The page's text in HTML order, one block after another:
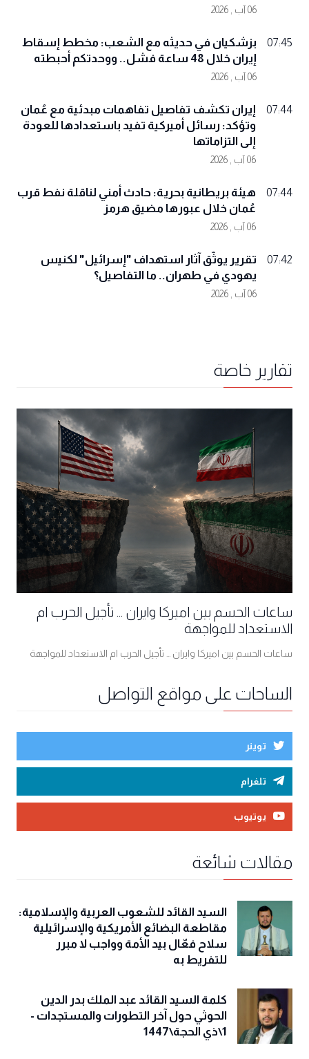
06 آب , 2026
07:45
بزشكيان في حديثه مع الشعب: مخطط إسقاط
إيران خلال 48 ساعة فشل.. ووحدتكم أحبطته
06 آب , 2026
07:44
إيران تكشف تفاصيل تفاهمات مبدئية مع عُمان
وتؤكد: رسائل أميركية تفيد باستعدادها للعودة
إلى التزاماتها
06 آب , 2026
07:44
هيئة بريطانية بحرية: حادث أمني لناقلة نفط قرب
عُمان خلال عبورها مضيق هرمز
06 آب , 2026
07:42
تقرير يوثّق آثار استهداف "إسرائيل" لكنيس
يهودي في طهران.. ما التفاصيل؟
06 آب , 2026
تقارير خاصة
ساعات الحسم بين اميركا وايران ... تأجيل الحرب ام
الاستعداد للمواجهة
ساعات الحسم بين اميركا وايران ... تأجيل الحرب ام الاستعداد للمواجهة
الساحات على مواقع التواصل
توينر
تلغرام
يوتيوب
مقالات شائعة
السيد القائد للشعوب العربية والإسلامية:
مقاطعة البضائع الأمريكية والإسرائيلية
سلاح فعّال بيد الأمة وواجب لا مبرر
للتفريط به
كلمة السيد القائد عبد الملك بدر الدين
الحوثي حول آخر التطورات والمستجدات -
1\ذي الحجة\1447